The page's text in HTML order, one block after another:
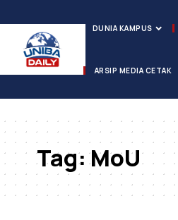
DUNIA KAMPUS
ARSIP MEDIA CETAK
Tag:MoU